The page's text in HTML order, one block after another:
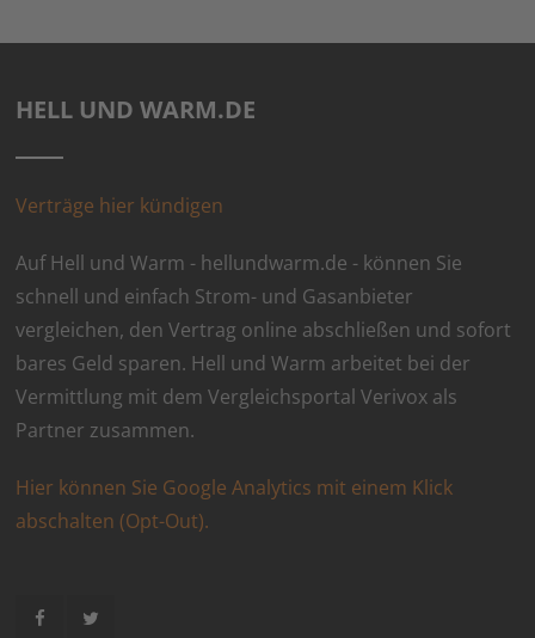
HELL UND WARM.DE
Verträge hier kündigen
Auf Hell und Warm - hellundwarm.de - können Sie
schnell und einfach Strom- und Gasanbieter
vergleichen, den Vertrag online abschließen und sofort
bares Geld sparen. Hell und Warm arbeitet bei der
Vermittlung mit dem Vergleichsportal Verivox als
Partner zusammen.
Hier können Sie Google Analytics mit einem Klick
abschalten (Opt-Out).